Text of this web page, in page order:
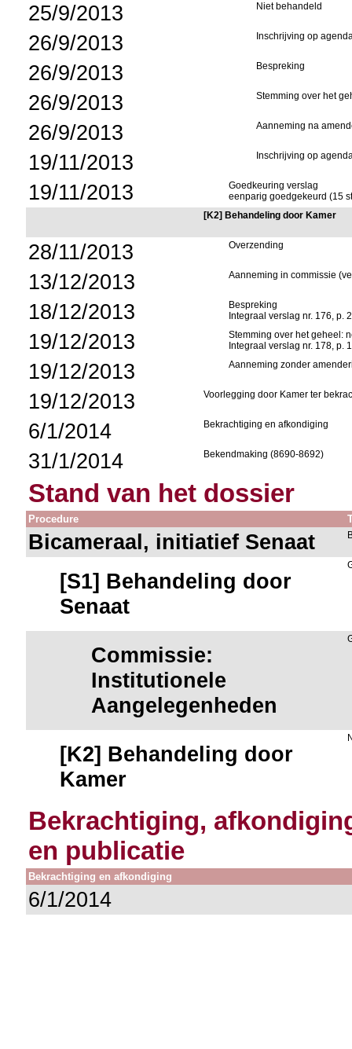
25/9/2013 Niet behandeld
26/9/2013 Inschrijving op
26/9/2013 Bespreking
26/9/2013 Stemming over het
26/9/2013 Aanneming na
19/11/2013 Inschrijving op
19/11/2013
Goedkeuring verslag
eenparig goedgekeurd (15
[K2] Behandeling door Kamer
28/11/2013 Overzending
13/12/2013 Aanneming in commissie
18/12/2013
Bespreking
Integraal verslag nr. 176, p.
19/12/2013
Stemming over het geheel:
Integraal verslag nr. 178, p.
19/12/2013 Aanneming zonder
19/12/2013 Voorlegging door Kamer ter
6/1/2014 Bekrachtiging en afkondiging
31/1/2014 Bekendmaking (8690-8692)
Stand van het dossier
Procedure
Bicameraal, initiatief Senaat
[S1] Behandeling door
Senaat
Commissie:
Institutionele
Aangelegenheden
[K2] Behandeling door
Kamer
Bekrachtiging,
en publicatie
Bekrachtiging en afkondiging
6/1/2014